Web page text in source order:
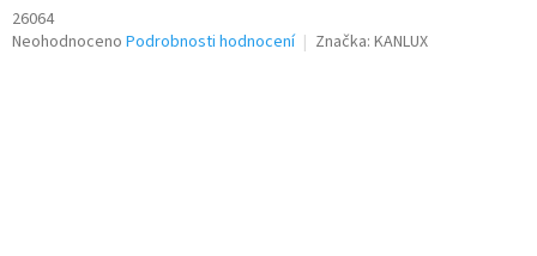
26064
Průměrné
Neohodnoceno Podrobnosti hodnocení Značka: KANLUX